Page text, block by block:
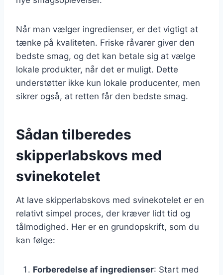
Når man vælger ingredienser, er det vigtigt at
tænke på kvaliteten. Friske råvarer giver den
bedste smag, og det kan betale sig at vælge
lokale produkter, når det er muligt. Dette
understøtter ikke kun lokale producenter, men
sikrer også, at retten får den bedste smag.
Sådan tilberedes
skipperlabskovs med
svinekotelet
At lave skipperlabskovs med svinekotelet er en
relativt simpel proces, der kræver lidt tid og
tålmodighed. Her er en grundopskrift, som du
kan følge:
Forberedelse af ingredienser: Start med